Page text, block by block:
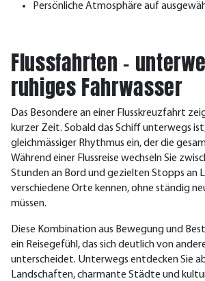
Persönliche Atmosphäre auf
Flussfahrten –
ruhiges Fahrwasser
Das Besondere an einer Flusskreuzfahrt
kurzer Zeit. Sobald das Schiff unterwegs
gleichmässiger Rhythmus ein, der die
Während einer Flussreise wechseln Sie
Stunden an Bord und gezielten Stopps an
verschiedene Orte kennen, ohne ständig
müssen.
Diese Kombination aus Bewegung und
ein Reisegefühl, das sich deutlich von
unterscheidet. Unterwegs entdecken Sie
Landschaften, charmante Städte und